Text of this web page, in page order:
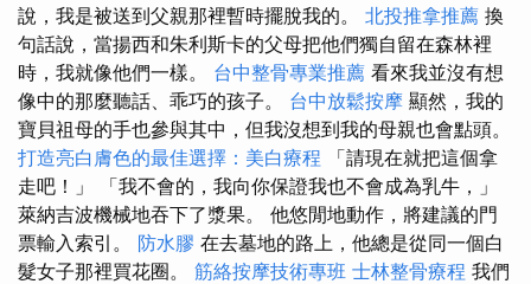
說，我是被送到父親那裡暫時擺脫我的。 北投推拿推薦 換
句話說，當揚西和朱利斯卡的父母把他們獨自留在森林裡
時，我就像他們一樣。 台中整骨專業推薦 看來我並沒有想
像中的那麼聽話、乖巧的孩子。 台中放鬆按摩 顯然，我的
寶貝祖母的手也參與其中，但我沒想到我的母親也會點頭。
打造亮白膚色的最佳選擇：美白療程 「請現在就把這個拿
走吧！」 「我不會的，我向你保證我也不會成為乳牛，」
萊納吉波機械地吞下了漿果。 他悠閒地動作，將建議的門
票輸入索引。 防水膠 在去墓地的路上，他總是從同一個白
髮女子那裡買花圈。 筋絡按摩技術專班 士林整骨療程 我們